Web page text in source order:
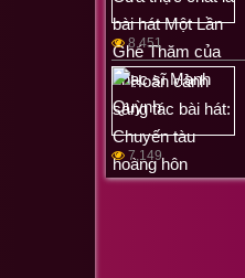
8,451
7,149